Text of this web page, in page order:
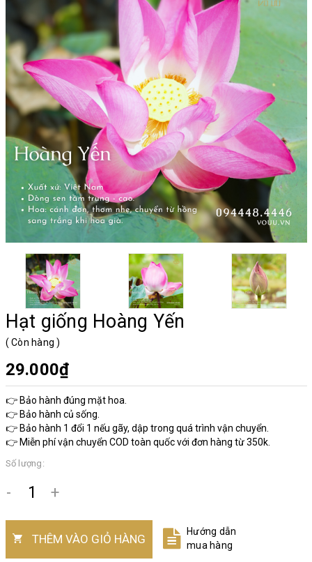
Hạt giống Hoàng Yến
( Còn hàng)
29.000₫
👉 Bảo hành đúng mặt hoa.
👉 Bảo hành củ sống.
👉 Bảo hành 1 đổi 1 nếu gãy, dập trong quá trình vận chuyển.
👉 Miễn phí vận chuyển COD toàn quốc với đơn hàng từ 350k.
Số lượng:
- +
THÊM VÀO GIỎ HÀNG
Hướng dẫn
mua hàng